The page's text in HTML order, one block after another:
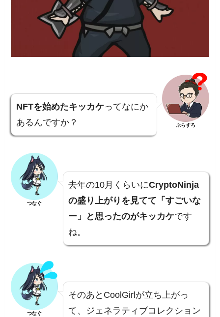
NFTを始めたキッカケってなにか
あるんですか？
ぶらすろ
つなぐ
去年の10月くらいにCryptoNinja
の盛り上がりを見てて「すごいな
ー」と思ったのがキッカケです
ね。
つなぐ
そのあとCoolGirlが立ち上がっ
て、ジェネラティブコレクション